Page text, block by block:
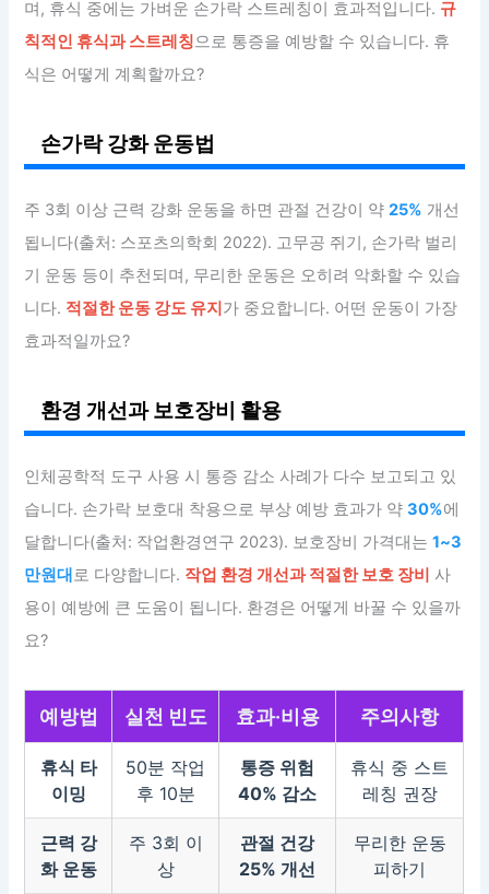
며, 휴식 중에는 가벼운 손가락 스트레칭이 효과적입니다. 규
칙적인 휴식과 스트레칭으로 통증을 예방할 수 있습니다. 휴
식은 어떻게 계획할까요?
손가락 강화 운동법
주 3회 이상 근력 강화 운동을 하면 관절 건강이 약25% 개선
됩니다(출처: 스포츠의학회 2022). 고무공 쥐기, 손가락 벌리
기 운동 등이 추천되며, 무리한 운동은 오히려 악화할 수 있습
니다. 적절한 운동 강도 유지가 중요합니다. 어떤 운동이 가장
효과적일까요?
환경 개선과 보호장비 활용
인체공학적 도구 사용 시 통증 감소 사례가 다수 보고되고 있
습니다. 손가락 보호대 착용으로 부상 예방 효과가 약30%에
달합니다(출처: 작업환경연구 2023). 보호장비 가격대는1~3
만원대로 다양합니다. 작업 환경 개선과 적절한 보호 장비 사
용이 예방에 큰 도움이 됩니다. 환경은 어떻게 바꿀 수 있을까
요?
예방법 실천 빈도 효과·비용 주의사항
휴식 타
이밍
50분 작업
후 10분
통증 위험
40% 감소
휴식 중 스트
레칭 권장
근력 강
화 운동
주 3회 이
상
관절 건강
25% 개선
무리한 운동
피하기